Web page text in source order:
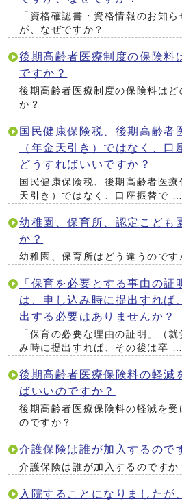
「資格確認書・資格情報のお知
が、なぜですか？
後期高齢者医療制度の保険料
ですか？
後期高齢者医療制度の保険料は
か？
国民健康保険税、後期高齢者
（年金天引き）ではなく、口
どうすればいいですか？
国民健康保険税、後期高齢者医
天引き）ではなく、口座振替で …
幼稚園、保育所、認定こども
か？
幼稚園、保育所はどう違うのです
「保育を必要とする事由の証
は、申し込み時に提出すれば
出する必要はありませんか？
「保育の必要な理由の証明」（
み時に提出すれば、その後は卒 …
後期高齢者医療保険料の軽減
ばいいのですか？
後期高齢者医療保険料の軽減を
のですか？
介護保険は誰が加入するので
介護保険は誰が加入するのですか
入院することになりましたが